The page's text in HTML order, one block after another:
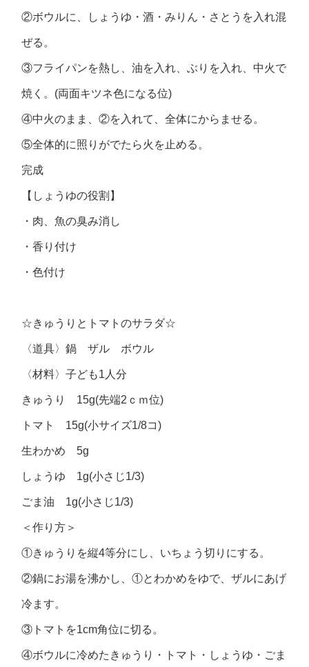
②ボウルに、しょうゆ・酒・みりん・さとうを入れ混
ぜる。
③フライパンを熱し、油を入れ、ぶりを入れ、中火で
焼く。(両面キツネ色になる位)
④中火のまま、②を入れて、全体にからませる。
⑤全体的に照りがでたら火を止める。
完成
【しょうゆの役割】
・肉、魚の臭み消し
・香り付け
・色付け
☆きゅうりとトマトのサラダ☆
〈道具〉鍋 ザル ボウル
〈材料〉子ども1人分
きゅうり 15g(先端2ｃｍ位)
トマト 15g(小サイズ1/8コ)
生わかめ 5g
しょうゆ 1g(小さじ1/3)
ごま油 1g(小さじ1/3)
＜作り方＞
①きゅうりを縦4等分にし、いちょう切りにする。
②鍋にお湯を沸かし、①とわかめをゆで、ザルにあげ
冷ます。
③トマトを1cm角位に切る。
④ボウルに冷めたきゅうり・トマト・しょうゆ・ごま